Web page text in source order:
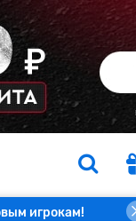
игрокам!